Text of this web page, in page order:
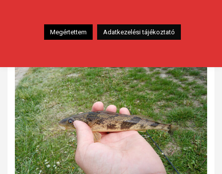
Halfaj: Magyar bucó
Fogott hal adatai: 0,30 kg (becsült) / 25 cm
Megértettem Adatkezelési tájékoztató